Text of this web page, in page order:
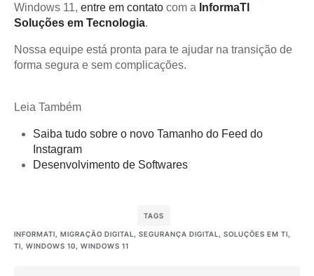
Windows 11, entre em contato com a InformaTI
Soluções em Tecnologia.
Nossa equipe está pronta para te ajudar na transição de
forma segura e sem complicações.
Leia Também
Saiba tudo sobre o novo Tamanho do Feed do
Instagram
Desenvolvimento de Softwares
TAGS
INFORMATI, MIGRAÇÃO DIGITAL , SEGURANÇA DIGITAL , SOLUÇÕES EM TI,
TI, WINDOWS 10, WINDOWS 11